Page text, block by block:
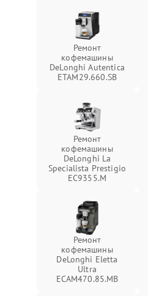
Ремонт
кофемашины
DeLonghi Autentica
ETAM29.660.SB
Ремонт
кофемашины
DeLonghi La
Specialista Prestigio
EC9355.M
Ремонт
кофемашины
DeLonghi Eletta
Ultra
ECAM470.85.MB